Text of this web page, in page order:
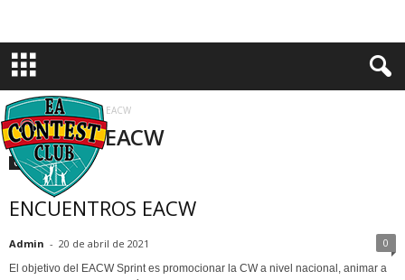
Inicio Etiquetas EACW
Etiqueta: EACW
Concursos
ENCUENTROS EACW
Admin - 20 de abril de 2021 0
El objetivo del EACW Sprint es promocionar la CW a nivel nacional, animar a